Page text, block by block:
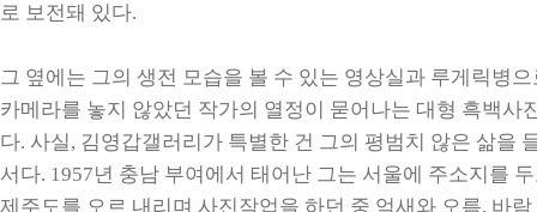
로 보전돼 있다.
그 옆에는 그의 생전 모습을 볼 수 있는 영상실과 루게릭병
카메라를 놓지 않았던 작가의 열정이 묻어나는 대형 흑백사
다. 사실, 김영갑갤러리가 특별한 건 그의 평범치 않은 삶을
서다. 1957년 충남 부여에서 태어난 그는 서울에 주소지를
제주도를 오르 내리며 사진작업을 하던 중 억새와 오름, 바